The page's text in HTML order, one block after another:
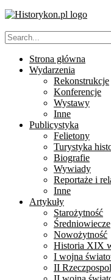
Strona główna
Wydarzenia
Rekonstrukcje
Konferencje
Wystawy
Inne
Publicystyka
Felietony
Turystyka
Biografie
Wywiady
Reportaże i
Inne
Artykuły
Starożytność
Średniowiecze
Nowożytność
Historia XIX
I wojna
II